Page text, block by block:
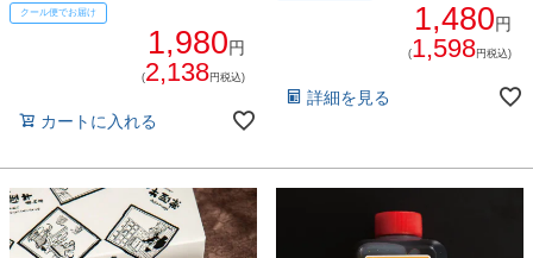
お中元ハムギフ
誕生日ギフト
長寿祝い 高級肉ギフト 法人ギフト
クール便でお届け
1,980円
(2,138円税込)
カートに入れる
1,480円
(1,598円税込)
詳細を見る